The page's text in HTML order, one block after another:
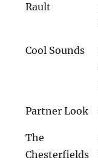
Rault
Cool Sounds
Partner Look
The
Chesterfields